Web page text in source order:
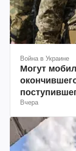
Война в Украине
Могут
юриста
Вчера